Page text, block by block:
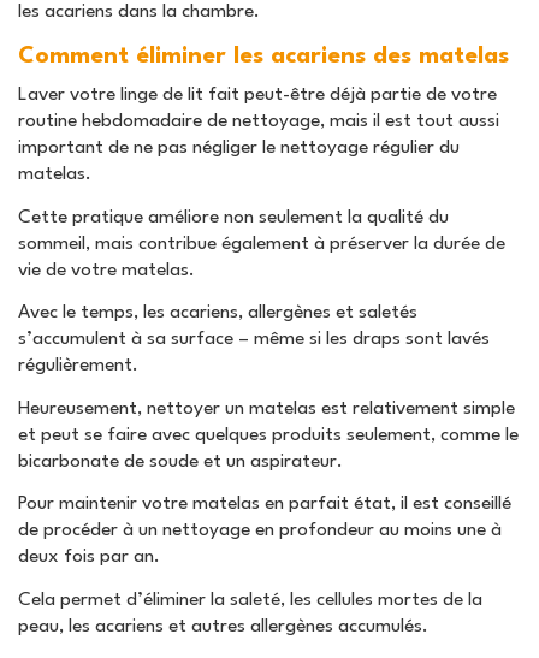
les acariens dans la chambre.
Comment éliminer les acariens des matelas
Laver votre linge de lit fait peut-être déjà partie de votre
routine hebdomadaire de nettoyage, mais il est tout aussi
important de ne pas négliger le nettoyage régulier du
matelas.
Cette pratique améliore non seulement la qualité du
sommeil, mais contribue également à préserver la durée de
vie de votre matelas.
Avec le temps, les acariens, allergènes et saletés
s’accumulent à sa surface – même si les draps sont lavés
régulièrement.
Heureusement, nettoyer un matelas est relativement simple
et peut se faire avec quelques produits seulement, comme le
bicarbonate de soude et un aspirateur.
Pour maintenir votre matelas en parfait état, il est conseillé
de procéder à un nettoyage en profondeur au moins une à
deux fois par an.
Cela permet d’éliminer la saleté, les cellules mortes de la
peau, les acariens et autres allergènes accumulés.